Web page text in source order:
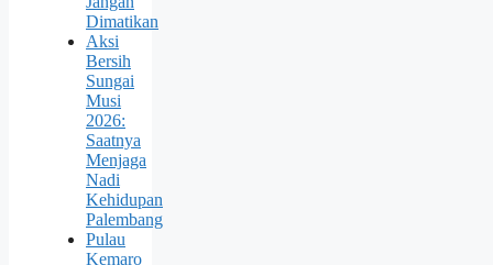
Dimatikan
Aksi
Bersih
Sungai
Musi
2026:
Saatnya
Menjaga
Nadi
Kehidupan
Palembang
Pulau
Kemaro